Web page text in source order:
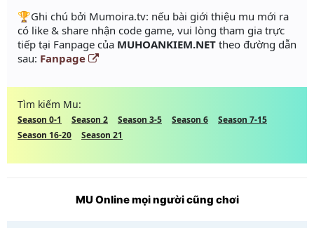
️🏆Ghi chú bởi Mumoira.tv: nếu bài giới thiệu mu mới ra
có like & share nhận code game, vui lòng tham gia trực
tiếp tại Fanpage của MUHOANKIEM.NET theo đường dẫn
sau: Fanpage
Tìm kiếm Mu:
Season 0-1 Season 2 Season 3-5 Season 6
Season 7-15
Season 16-20
Season 21
MU Online mọi người cũng chơi